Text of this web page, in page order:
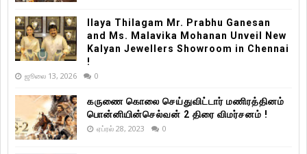
Ilaya Thilagam Mr. Prabhu Ganesan
and Ms. Malavika Mohanan Unveil New
Kalyan Jewellers Showroom in Chennai
!
ஜூலை 13, 2026 0
கருணை கொலை செய்துவிட்டார் மணிரத்தினம்
பொன்னியின்செல்வன் 2 திரை விமர்சனம் !
ஏப்ரல் 28, 2023 0